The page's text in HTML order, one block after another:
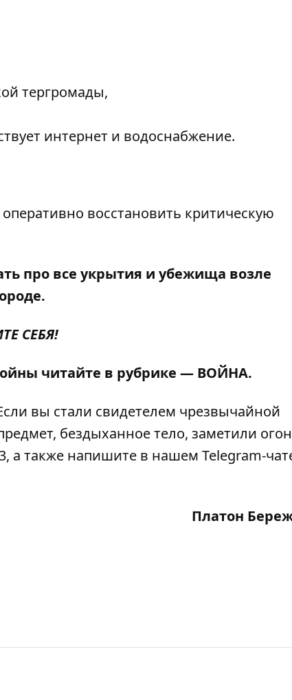
тергромады,
интернет и водоснабжение.
восстановить критическую
про все укрытия и убежища возле
СЕБЯ!
читайте в рубрике — ВОЙНА.
вы стали свидетелем чрезвычайной
бездыханное тело, заметили
а также напишите в нашем Telegram-
Платон